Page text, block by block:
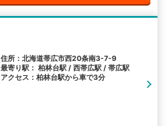
住所：北海道帯広市西20条南3-7-9
最寄り駅： 柏林台駅 / 西帯広駅 / 帯広駅
アクセス：柏林台駅から車で3分